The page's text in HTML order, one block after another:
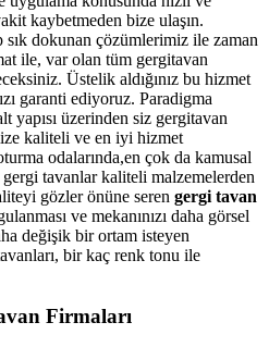
kaybetmeden bize ulaşın.
dokunan çözümlerimiz ile zaman
ile, var olan tüm gergitavan
Üstelik aldığınız bu hizmet
garanti ediyoruz. Paradigma
yapısı üzerinden siz gergitavan
kaliteli ve en iyi hizmet
odalarında,en çok da kamusal
tavanlar kaliteli malzemelerden
gözler önüne seren gergi tavan
ve mekanınızı daha görsel
değişik bir ortam isteyen
bir kaç renk tonu ile
Firmaları